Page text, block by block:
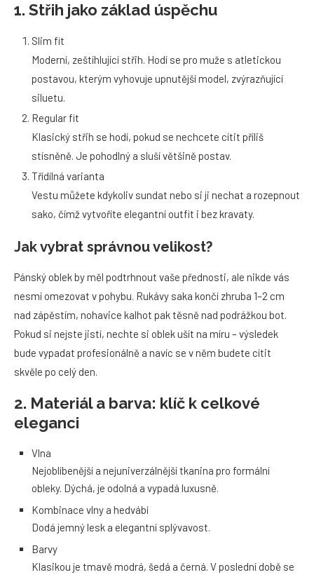
1. Střih jako základ úspěchu
Slim fit
Moderní, zeštíhlující střih. Hodí se pro muže s atletickou
postavou, kterým vyhovuje upnutější model, zvýrazňující
siluetu.
Regular fit
Klasický střih se hodí, pokud se nechcete cítit příliš
stísněně. Je pohodlný a sluší většině postav.
Třídílná varianta
Vestu můžete kdykoliv sundat nebo si ji nechat a rozepnout
sako, čímž vytvoříte elegantní outfit i bez kravaty.
Jak vybrat správnou velikost?
Pánský oblek by měl podtrhnout vaše přednosti, ale nikde vás
nesmí omezovat v pohybu. Rukávy saka končí zhruba 1–2 cm
nad zápěstím, nohavice kalhot pak těsně nad podrážkou bot.
Pokud si nejste jistí, nechte si oblek ušít na míru – výsledek
bude vypadat profesionálně a navíc se v něm budete cítit
skvěle po celý den.
2. Materiál a barva: klíč k celkové
eleganci
Vlna
Nejoblíbenější a nejuniverzálnější tkanina pro formální
obleky. Dýchá, je odolná a vypadá luxusně.
Kombinace vlny a hedvábí
Dodá jemný lesk a elegantní splývavost.
Barvy
Klasikou je tmavě modrá, šedá a černá. V poslední době se